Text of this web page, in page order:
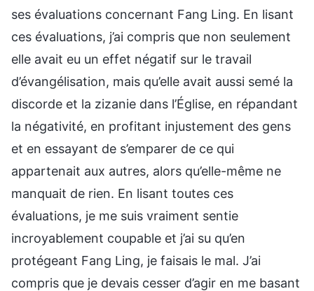
ses évaluations concernant Fang Ling. En lisant
ces évaluations, j’ai compris que non seulement
elle avait eu un effet négatif sur le travail
d’évangélisation, mais qu’elle avait aussi semé la
discorde et la zizanie dans l’Église, en répandant
la négativité, en profitant injustement des gens
et en essayant de s’emparer de ce qui
appartenait aux autres, alors qu’elle-même ne
manquait de rien. En lisant toutes ces
évaluations, je me suis vraiment sentie
incroyablement coupable et j’ai su qu’en
protégeant Fang Ling, je faisais le mal. J’ai
compris que je devais cesser d’agir en me basant